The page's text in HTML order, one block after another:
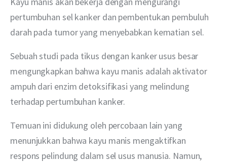
pertumbuhan sel kanker dan pembentukan pembuluh
darah pada tumor yang menyebabkan kematian sel.
Sebuah studi pada tikus dengan kanker usus besar
mengungkapkan bahwa kayu manis adalah aktivator
ampuh dari enzim detoksifikasi yang melindung
terhadap pertumbuhan kanker.
Temuan ini didukung oleh percobaan lain yang
menunjukkan bahwa kayu manis mengaktifkan
respons pelindung dalam sel usus manusia. Namun,